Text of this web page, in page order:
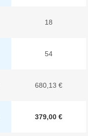
18
54
680,13 €
379,00 €